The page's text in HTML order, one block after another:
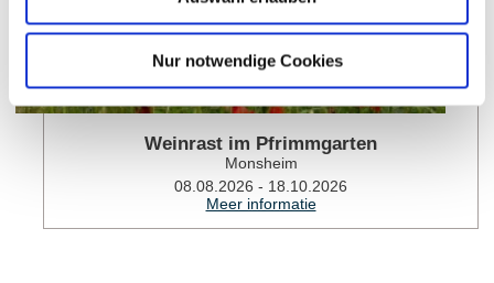
Nur notwendige Cookies
Weinrast im Pfrimmgarten
Monsheim
08.08.2026 - 18.10.2026
Meer informatie